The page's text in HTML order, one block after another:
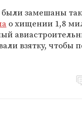
замешаны
о хищении 1,8
взятку, чтобы